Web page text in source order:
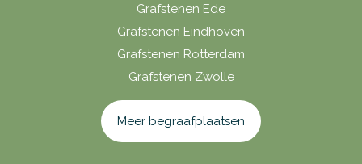
Grafstenen Ede
Grafstenen Eindhoven
Grafstenen Rotterdam
Grafstenen Zwolle
Meer begraafplaatsen